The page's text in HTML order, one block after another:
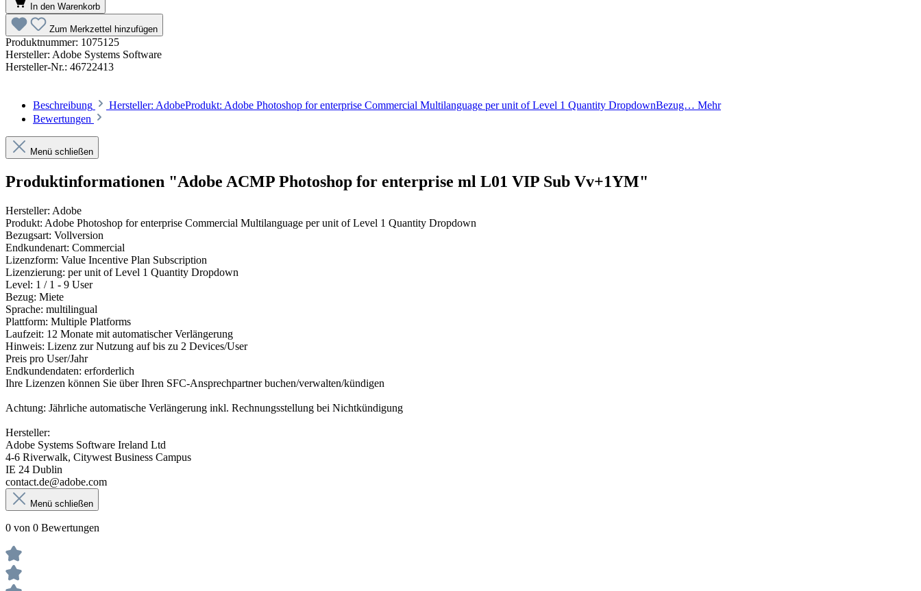
In den Warenkorb
Zum Merkzettel hinzufügen
Produktnummer: 1075125
Hersteller: Adobe Systems Software
Hersteller-Nr.: 46722413
Beschreibung Hersteller: AdobeProdukt: Adobe Photoshop for enterprise Commercial Multilanguage per unit of Level 1 Quantity DropdownBezug… Mehr
Bewertungen
Menü schließen
Produktinformationen "Adobe ACMP Photoshop for enterprise ml L01 VIP Sub Vv+1YM"
Hersteller: Adobe
Produkt: Adobe Photoshop for enterprise Commercial Multilanguage per unit of Level 1 Quantity Dropdown
Bezugsart: Vollversion
Endkundenart: Commercial
Lizenzform: Value Incentive Plan Subscription
Lizenzierung: per unit of Level 1 Quantity Dropdown
Level: 1 / 1 - 9 User
Bezug: Miete
Sprache: multilingual
Plattform: Multiple Platforms
Laufzeit: 12 Monate mit automatischer Verlängerung
Hinweis: Lizenz zur Nutzung auf bis zu 2 Devices/User
Preis pro User/Jahr
Endkundendaten: erforderlich
Ihre Lizenzen können Sie über Ihren SFC-Ansprechpartner buchen/verwalten/kündigen
Achtung: Jährliche automatische Verlängerung inkl. Rechnungsstellung bei Nichtkündigung
Hersteller:
Adobe Systems Software Ireland Ltd
4-6 Riverwalk, Citywest Business Campus
IE 24 Dublin
contact.de@adobe.com
Menü schließen
0 von 0 Bewertungen